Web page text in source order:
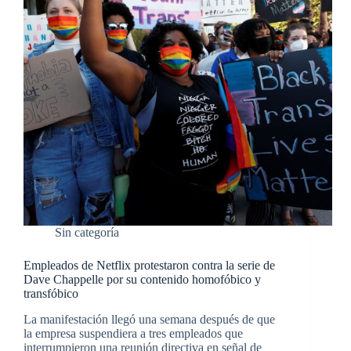
Sin categoría
Empleados de Netflix protestaron contra la serie de
Dave Chappelle por su contenido homofóbico y
transfóbico
La manifestación llegó una semana después de que
la empresa suspendiera a tres empleados que
interrumpieron una reunión directiva en señal de